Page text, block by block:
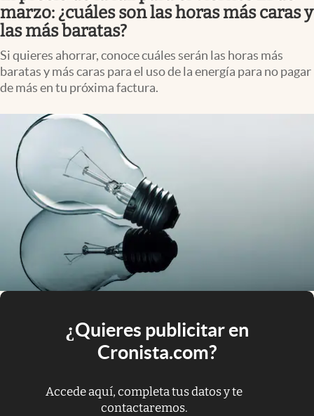
marzo: ¿cuáles son las horas más caras y
las más baratas?
Si quieres ahorrar, conoce cuáles serán las horas más
baratas y más caras para el uso de la energía para no pagar
de más en tu próxima factura.
¿Quieres publicitar en
Cronista.com?
Accede aquí, completa tus datos y te
contactaremos.